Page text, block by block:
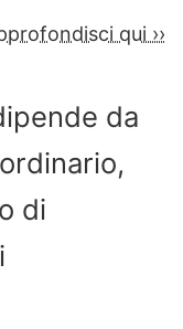
qui ››
da
di